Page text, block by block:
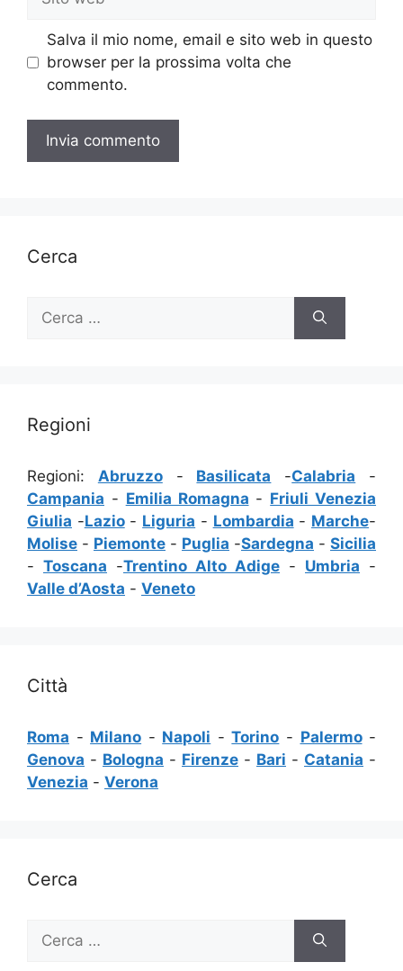
web
Salva il mio nome, email e sito web in questo
browser per la prossima volta che
commento.
Cerca
per:
Regioni
Regioni: Abruzzo- Basilicata -Calabria -
Campania - Emilia Romagna - Friuli Venezia
Giulia -Lazio- Liguria - Lombardia - Marche-
Molise - Piemonte - Puglia -Sardegna - Sicilia
- Toscana -Trentino Alto Adige - Umbria -
Valle d’Aosta - Veneto
Città
Roma - Milano - Napoli -Torino - Palermo-
Genova - Bologna - Firenze - Bari - Catania -
Venezia - Verona
Cerca
per: